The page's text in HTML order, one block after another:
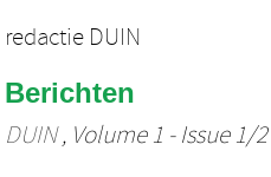
redactie DUIN
Berichten
DUIN, Volume 1 - Issue 1/2